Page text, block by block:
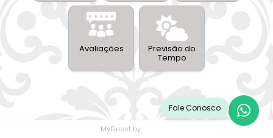
Avaliações Previsão do
Tempo
Fale Conosco
MyGuest by